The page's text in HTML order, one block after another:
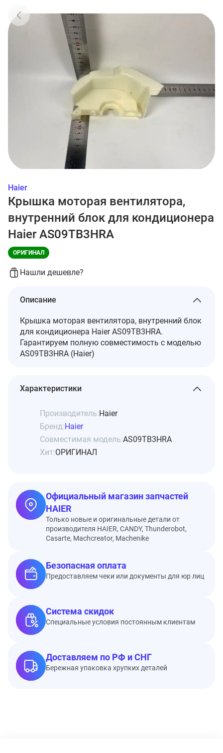
Haier
Крышка моторая вентилятора,
внутренний блок для кондиционера
Haier AS09TB3HRA
ОРИГИНАЛ
Нашли дешевле?
Описание
Крышка моторая вентилятора, внутренний блок
для кондиционера Haier AS09TB3HRA.
Гарантируем полную совместимость с моделью
AS09TB3HRA (Haier)
Характеристики
Производитель:Haier
Бренд:Haier
Совместимая модель:AS09TB3HRA
Хит:ОРИГИНАЛ
Официальный магазин запчастей
HAIER
Только новые и оригинальные детали от
производителя HAIER, CANDY, Thunderobot,
Casarte, Machcreator, Machenike
Безопасная оплата
Предоставляем чеки или документы для юр лиц
Система скидок
Специальные условия постоянным клиентам
Доставляем по РФ и СНГ
Бережная упаковка хрупких деталей